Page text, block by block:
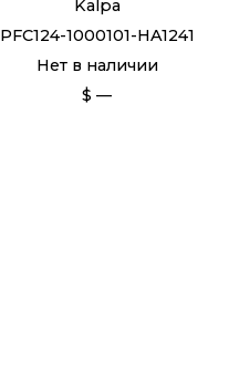
Kalpa
PFC124-1000101-HA1241
Нет в наличии
$ —